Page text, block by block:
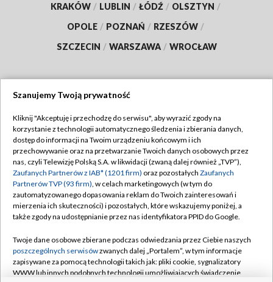
KRAKÓW / LUBLIN / ŁÓDŹ / OLSZTYN /
OPOLE / POZNAŃ / RZESZÓW /
SZCZECIN / WARSZAWA / WROCŁAW
TVP
Abonament TVP
Emisja w TVP
Centrum informacji TVP
Naziemna Telewizja Cyfrowa
Rada Programowa
System NOS
Regulamin TVP
Polityka prywatności
Moje zgody
Pomoc
Kontakt
Szanujemy Twoją prywatność
Kliknij "Akceptuję i przechodzę do serwisu", aby wyrazić zgody na
korzystanie z technologii automatycznego śledzenia i zbierania danych,
dostęp do informacji na Twoim urządzeniu końcowym i ich
przechowywanie oraz na przetwarzanie Twoich danych osobowych przez
nas, czyli Telewizję Polską S.A. w likwidacji (zwaną dalej również „TVP”),
Zaufanych Partnerów z IAB* (1201 firm) oraz pozostałych Zaufanych
Partnerów TVP (93 firm), w celach marketingowych (w tym do
zautomatyzowanego dopasowania reklam do Twoich zainteresowań i
mierzenia ich skuteczności) i pozostałych, które wskazujemy poniżej, a
także zgody na udostępnianie przez nas identyfikatora PPID do Google.
Twoje dane osobowe zbierane podczas odwiedzania przez Ciebie naszych
poszczególnych serwisówzwanych dalej „Portalem”, w tym informacje
zapisywane za pomocą technologii takich jak: pliki cookie, sygnalizatory
WWW lub innych podobnych technologii umożliwiających świadczenie